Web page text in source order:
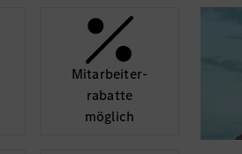
Mit­arbeiter­
rabatte
möglich